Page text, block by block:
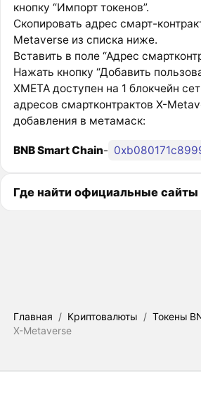
кнопку “Импорт токенов”.
Скопировать адрес смарт-
Metaverse из списка ниже.
Вставить в поле “Адрес
Нажать кнопку “Добавить
XMETA доступен на 1 блокчейн
адресов смартконтрактов X-
добавления в метамаск:
BNB Smart Chain-
Где найти официальные
Главная / Криптовалюты / Токены
X-Metaverse